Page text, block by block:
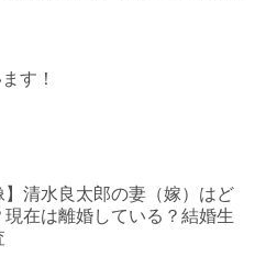
す！
】清水良太郎の妻（嫁）はど
現在は離婚している？結婚生